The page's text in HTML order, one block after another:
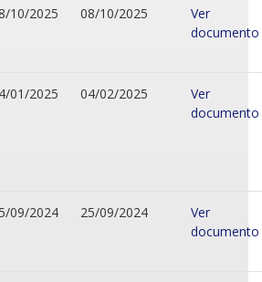
10/2025 08/10/2025
Ver
documento
01/2025 04/02/2025
Ver
documento
09/2024 25/09/2024
Ver
documento